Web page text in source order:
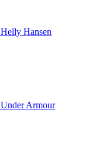
Helly Hansen
Under Armour